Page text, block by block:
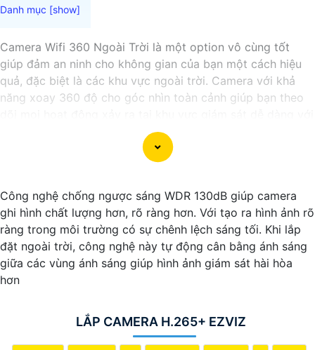
Camera Wifi 360 Ngoài Trời là một option vô cùng tốt
giúp đảm an ninh cho không gian của bạn một cách hiệu
quả, đặc biệt là các khu vực ngoài trời. Camera với khả
năng xoay 360 độ cho góc nhìn toàn cảnh giúp bạn theo
các chi tiết trong khung hình sẽ được thể hiện rõ ràng.
Camera được thiết kế chắc chắn, chống nước và chống
thời tiết. ️Với camera wifi 360 ngoài trời, bạn có thể yên
tâm mà không cần lo lắng về việc bị xâm nhập hoặc mất
trội tài sản.
Công nghệ chống ngược sáng WDR 130dB giúp camera
ghi hình chất lượng hơn, rõ ràng hơn. Với tạo ra hình ảnh rõ
ràng trong môi trường có sự chênh lệch sáng tối. Khi lắp
đặt ngoài trời, công nghệ này tự động cân bằng ánh sáng
giữa các vùng ánh sáng giúp hình ảnh giám sát hài hòa
hơn
LẮP CAMERA H.265+ EZVIZ